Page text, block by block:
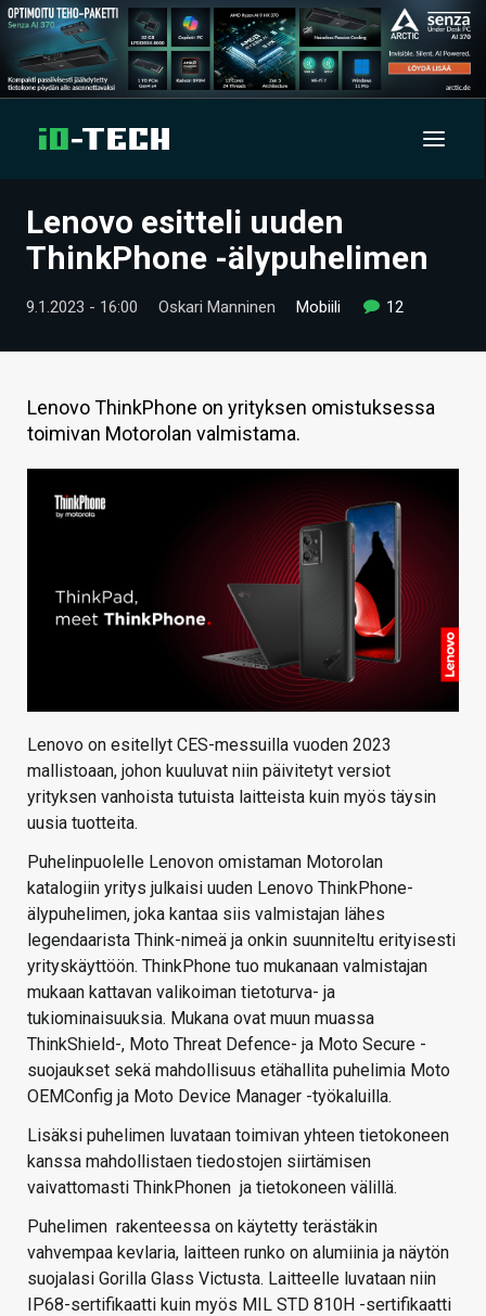
UUTISET
TIETOA
HINTA.FI
KAUPPA
Lenovo esitteli uuden
ThinkPhone -älypuhelimen
9.1.2023 - 16:00 Oskari Manninen Mobiili 12
Lenovo ThinkPhone on yrityksen omistuksessa
toimivan Motorolan valmistama.
Lenovo on esitellyt CES-messuilla vuoden 2023
mallistoaan, johon kuuluvat niin päivitetyt versiot
yrityksen vanhoista tutuista laitteista kuin myös täysin
uusia tuotteita.
Puhelinpuolelle Lenovon omistaman Motorolan
katalogiin yritys julkaisi uuden Lenovo ThinkPhone-
älypuhelimen, joka kantaa siis valmistajan lähes
legendaarista Think-nimeä ja onkin suunniteltu erityisesti
yrityskäyttöön. ThinkPhone tuo mukanaan valmistajan
mukaan kattavan valikoiman tietoturva- ja
tukiominaisuuksia. Mukana ovat muun muassa
ThinkShield-, Moto Threat Defence- ja Moto Secure -
suojaukset sekä mahdollisuus etähallita puhelimia Moto
OEMConfig ja Moto Device Manager -työkaluilla.
Lisäksi puhelimen luvataan toimivan yhteen tietokoneen
kanssa mahdollistaen tiedostojen siirtämisen
vaivattomasti ThinkPhonen ja tietokoneen välillä.
Puhelimen rakenteessa on käytetty terästäkin
vahvempaa kevlaria, laitteen runko on alumiinia ja näytön
suojalasi Gorilla Glass Victusta. Laitteelle luvataan niin
IP68-sertifikaatti kuin myös MIL STD 810H -sertifikaatti